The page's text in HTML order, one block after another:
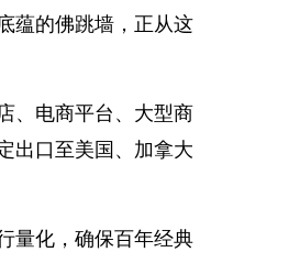
蕴的佛跳墙，正从这
、电商平台、大型商
出口至美国、加拿大
量化，确保百年经典